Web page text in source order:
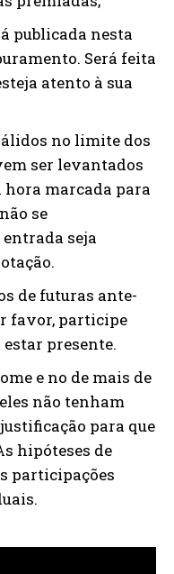
publicada nesta
Será feita
atento à sua
no limite dos
ser levantados
marcada para
se
seja
de futuras ante-
favor, participe
estar presente.
e no de mais de
não tenham
para que
hipóteses de
participações